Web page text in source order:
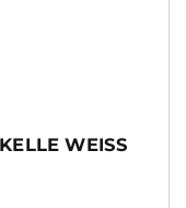
WEISS